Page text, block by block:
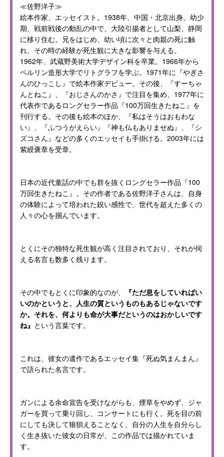
≪佐野洋子≫
絵本作家、エッセイスト。1938年、中国・北京出身。幼少
期、戦前戦後の動乱の中で、大陸引揚者として山梨、静岡
に移り住む。兄をはじめ、幼い頃に次々と肉親の死に触
れ、その時の経験が死生観に大きな影響を与える。
1962年、武蔵野美術大学デザイン科を卒業。1966年から
ベルリン造形大学でリトグラフを学ぶ。1971年に『やぎさ
んのひっこし』で絵本作家デビュー。その後、『すーちゃ
んとねこ』、『おじさんのかさ』で注目を集め、1977年に
代表作であるロングセラー作品『100万回生きたねこ』を
刊行する。その後も絵本のほか、『私はそうはおもわな
い』、『ふつうがえらい』『神も仏もありませぬ』、『シ
ズコさん』などの多くのエッセイも手掛ける。2003年には
紫綬褒章を受章。
日本の近代童話の中でも群を抜くロングセラー作品『100
万回生きたねこ』。その作者である佐野洋子さんは、自身
の体験によって培われた鋭い感性で、世代を超えた多くの
人々の心を掴んでいます。
とくにその独特な死生観が高く注目されており、それが伺
える名言も数多く残ります。
その中でもとくに印象的なのが、
『ただ息をしていればい
いのかというと、人生の質というものもあるじゃないです
か。それを、何よりも命が大事だというのはおかしいです
ね』 という言葉です。
これは、彼女の遺作であるエッセイ集『死ぬ気まんまん』
で語られた名言です。
ガンによる余命宣告を受けながらも、煙草をやめず、ジャ
ガーを買って乗り回し、コンサートにも行く。死を目の前
にしても決して狼狽えることなく、自分の人生を自分らし
く生き抜いた彼女の日常が、この作品では描かれていま
す。